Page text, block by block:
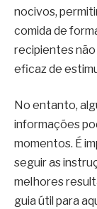
nocivos,
comida de
recipientes
eficaz de
No entanto,
informações
momentos. É
seguir as
melhores
guia útil para